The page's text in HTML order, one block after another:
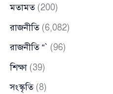
মতামত(200)
রাজনীতি(6,082)
রাজনীতি “` (96)
শিক্ষা (39)
সংস্কৃতি(8)